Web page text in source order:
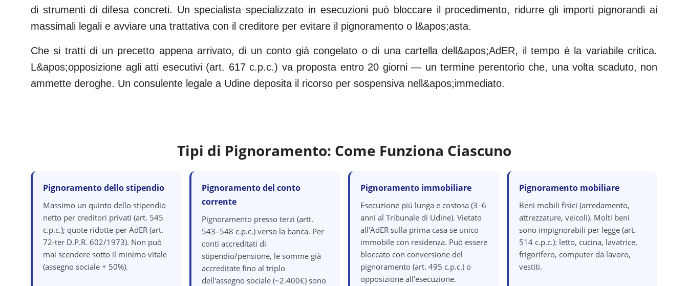
di strumenti di difesa concreti. Un specialista specializzato in esecuzioni può bloccare il procedimento, ridurre gli importi pignorandi ai
massimali legali e avviare una trattativa con il creditore per evitare il pignoramento o l&apos;asta.
Che si tratti di un precetto appena arrivato, di un conto già congelato o di una cartella dell&apos;AdER, il tempo è la variabile critica.
L&apos;opposizione agli atti esecutivi (art. 617 c.p.c.) va proposta entro 20 giorni — un termine perentorio che, una volta scaduto, non
ammette deroghe. Un consulente legale a Udine deposita il ricorso per sospensiva nell&apos;immediato.
Tipi di Pignoramento: Come Funziona Ciascuno
Pignoramento dello stipendio
Massimo un quinto dello stipendio
netto per creditori privati (art. 545
c.p.c.); quote ridotte per AdER (art.
72-ter D.P.R. 602/1973). Non può
mai scendere sotto il minimo vitale
(assegno sociale + 50%).
Pignoramento del conto
corrente
Pignoramento presso terzi (artt.
543–548 c.p.c.) verso la banca. Per
conti accreditati di
stipendio/pensione, le somme già
accreditate fino al triplo
dell'assegno sociale (~2.400€) sono
Pignoramento immobiliare
Esecuzione più lunga e costosa (3–6
anni al Tribunale di Udine). Vietato
all'AdER sulla prima casa se unico
immobile con residenza. Può essere
bloccato con conversione del
pignoramento (art. 495 c.p.c.) o
opposizione all'esecuzione.
Pignoramento mobiliare
Beni mobili fisici (arredamento,
attrezzature, veicoli). Molti beni
sono impignorabili per legge (art.
514 c.p.c.): letto, cucina, lavatrice,
frigorifero, computer da lavoro,
vestiti.